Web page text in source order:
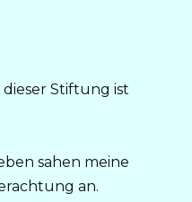
Stiftung ist
sahen meine
an.